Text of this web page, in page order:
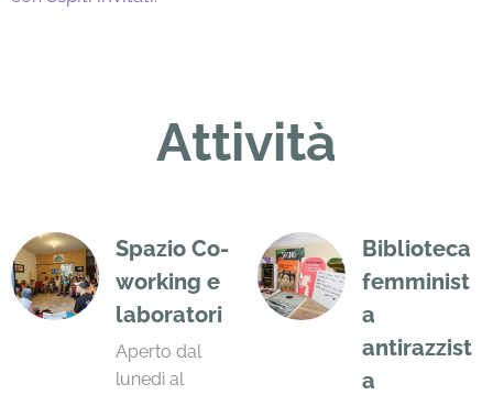
Attività
Spazio Co-
working e
laboratori
Aperto dal
lunedì al
Biblioteca
femminist
a
antirazzist
a